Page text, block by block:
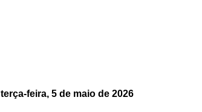
terça-feira, 5 de maio de 2026